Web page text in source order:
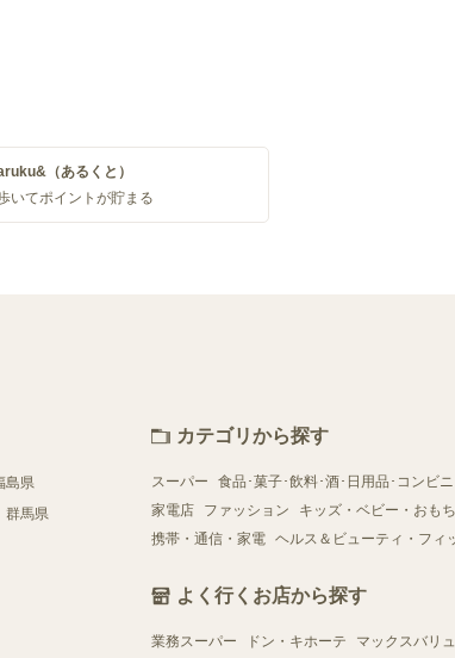
（あるくと）
いてポイントが貯まる
島県
群馬県
カテゴリから探す
スーパー 食品･菓子･飲料･酒･日用品･コンビニ
家電店
ファッション キッズ・ベビー・おも
携帯・通信・家電 ヘルス＆ビューティ・フィ
よく行くお店から探す
業務スーパー ドン・キホーテ マックスバリュ